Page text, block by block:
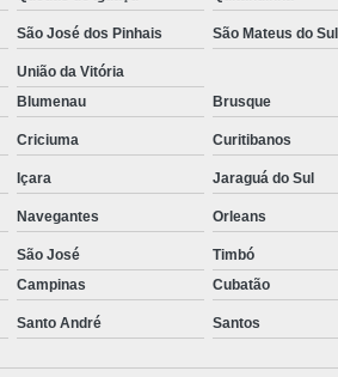
São José dos Pinhais São Mateus do Sul
União da Vitória
Blumenau Brusque
Criciuma Curitibanos
Içara Jaraguá do Sul
Navegantes Orleans
São José Timbó
Campinas Cubatão
Santo André Santos